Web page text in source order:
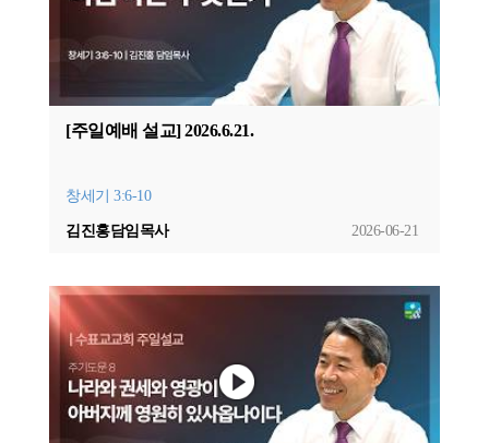
[주일예배 설교] 2026.6.21.
창세기 3:6-10
2026-06-21
김진홍담임목사